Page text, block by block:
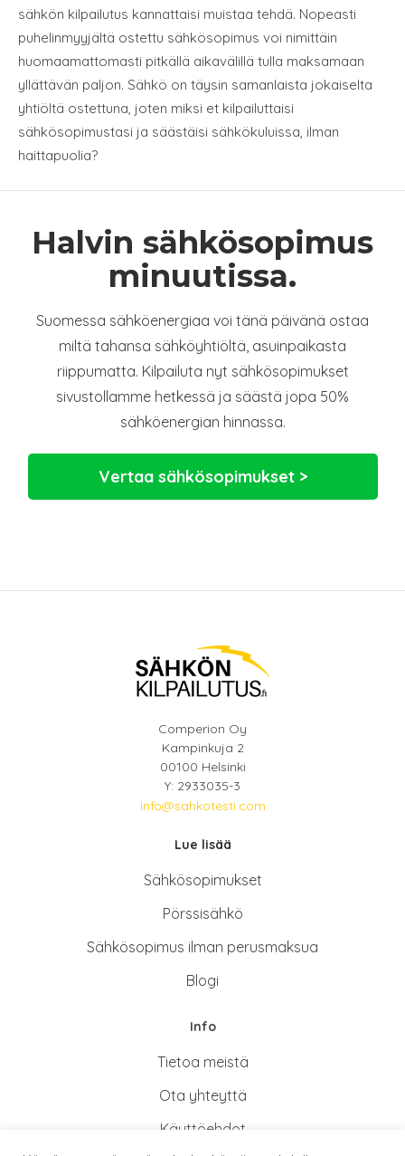
sähkön kilpailutus kannattaisi muistaa tehdä. Nopeasti
puhelinmyyjältä ostettu sähkösopimus voi nimittäin
huomaamattomasti pitkällä aikavälillä tulla maksamaan
yllättävän paljon. Sähkö on täysin samanlaista jokaiselta
yhtiöltä ostettuna, joten miksi et kilpailuttaisi
sähkösopimustasi ja säästäisi sähkökuluissa, ilman
haittapuolia?
Halvin sähkösopimus
minuutissa.
Suomessa sähköenergiaa voi tänä päivänä ostaa
miltä tahansa sähköyhtiöltä, asuinpaikasta
riippumatta. Kilpailuta nyt sähkösopimukset
sivustollamme hetkessä ja säästä jopa 50%
sähköenergian hinnassa.
Vertaa sähkösopimukset >
Comperion Oy
Kampinkuja 2
00100 Helsinki
Y: 2933035-3
info@sahkotesti.com
Lue lisää
Sähkösopimukset
Pörssisähkö
Sähkösopimus ilman perusmaksua
Blogi
Info
Tietoa meistä
Ota yhteyttä
Käyttöehdot